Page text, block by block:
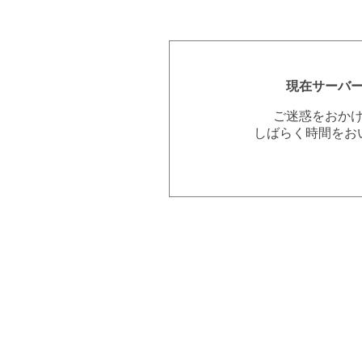
現在サーバ
ご迷惑をおか
しばらく時間を